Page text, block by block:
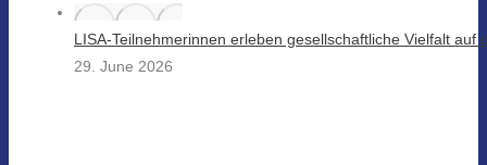
LISA-Teilnehmerinnen erleben gesellschaftliche Vielfalt auf
29. June 2026